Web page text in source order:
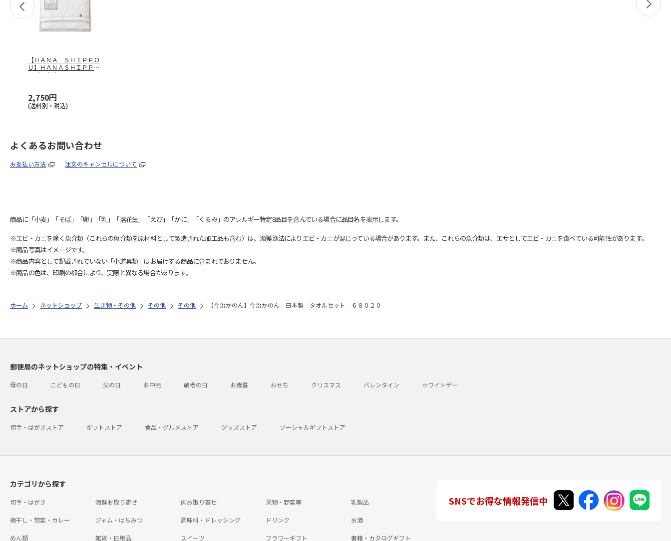
【ＨＡＮＡ ＳＨＩＰＰＯ
Ｕ】ＨＡＮＡＳＨＩＰＰＯ
Ｕバスタオ
2,750円
(送料別・税込)
よくあるお問い合わせ
お支払い方法 注文のキャンセルについて
商品に「小麦」「そば」「卵」「乳」「落花生」「えび」「かに」「くるみ」のアレルギー特定8品目を含んでいる場合に品目名を表示します。
※エビ・カニを除く魚介類（これらの魚介類を原材料として製造された加工品も含む）は、漁獲漁法によりエビ・カニが混じっている場合があります。また、これらの魚介類は、エサとしてエビ・カニを食べている可能性があります。
※商品写真はイメージです。
※商品内容として記載されていない「小道具類」はお届けする商品に含まれておりません。
※商品の色は、印刷の都合により、実際と異なる場合があります。
ホーム ネットショップ 生き物・その他 その他 その他 【今治かのん】今治かのん 日本製 タオルセット ６８０２０
郵便局のネットショップの特集・イベント
母の日 こどもの日 父の日 お中元 敬老の日 お歳暮 おせち クリスマス バレンタイン ホワイトデー
ストアから探す
切手・はがきストア ギフトストア 食品・グルメストア グッズストア ソーシャルギフトストア
カテゴリから探す
切手・はがき 海鮮お取り寄せ 肉お取り寄せ 果物・野菜等 乳製品
梅干し・惣菜・カレー ジャム・はちみつ 調味料・ドレッシング ドリンク お酒
めん類 雑貨・日用品 スイーツ フラワーギフト 書籍・カタログギフト
SNSでお得な情報発信中